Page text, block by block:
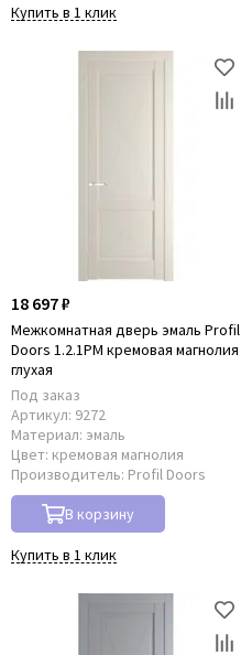
Купить в 1 клик
18 697 ₽
Межкомнатная дверь эмаль Profil
Doors 1.2.1PM кремовая магнолия
глухая
Под заказ
Артикул: 9272
Материал: эмаль
Цвет: кремовая магнолия
Производитель: Profil Doors
В корзину
Купить в 1 клик